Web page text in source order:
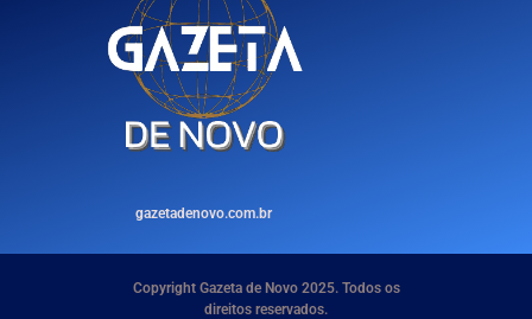
gazetadenovo.com.br
Copyright Gazeta de Novo 2025. Todos os
direitos reservados.